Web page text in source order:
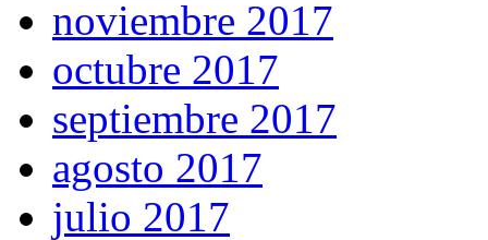
noviembre 2017
octubre 2017
septiembre 2017
agosto 2017
julio 2017